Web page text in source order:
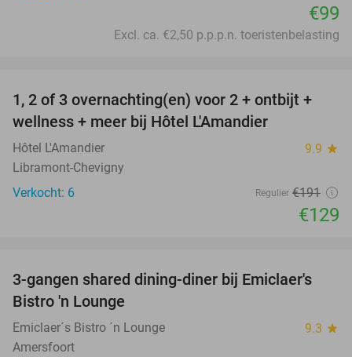
€99
Excl. ca. €2,50 p.p.p.n. toeristenbelasting
32%
TODAY
1, 2 of 3 overnachting(en) voor 2 + ontbijt +
wellness + meer bij Hôtel L'Amandier
Hôtel L'Amandier 9.9 star
Libramont-Chevigny
Verkocht: 6
Regulier €191
€129
48%
3-gangen shared dining-diner bij Emiclaer's
Bistro 'n Lounge
Emiclaer´s Bistro ´n Lounge 9.3 star
Amersfoort